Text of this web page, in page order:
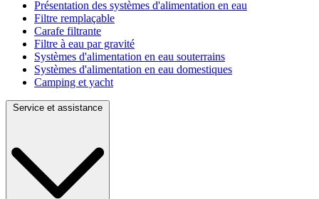
Présentation des systèmes d'alimentation en eau
Filtre remplaçable
Carafe filtrante
Filtre à eau par gravité
Systèmes d'alimentation en eau souterrains
Systèmes d'alimentation en eau domestiques
Camping et yacht
Service et assistance